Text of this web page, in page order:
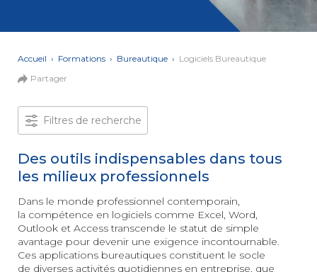
Systèmes
INTELLIGENCE
DIGITAL &
MULTIMÉDIA
un site
améliorez
vos
performances
digitales
Mobile
Data
ARCHITECTURE
MODÉLISATION
BIM
Modeleur
du bâtiment
Partager
Accueil › Formations › Bureautique › Logiciels Bureautique
Filtres de recherche
Des outils indispensables dans tous
les milieux professionnels
Dans le monde professionnel contemporain,
la compétence en logiciels comme Excel, Word,
Outlook et Access transcende le statut de simple
avantage pour devenir une exigence incontournable.
Ces applications bureautiques constituent le socle
de diverses activités quotidiennes en entreprise, que